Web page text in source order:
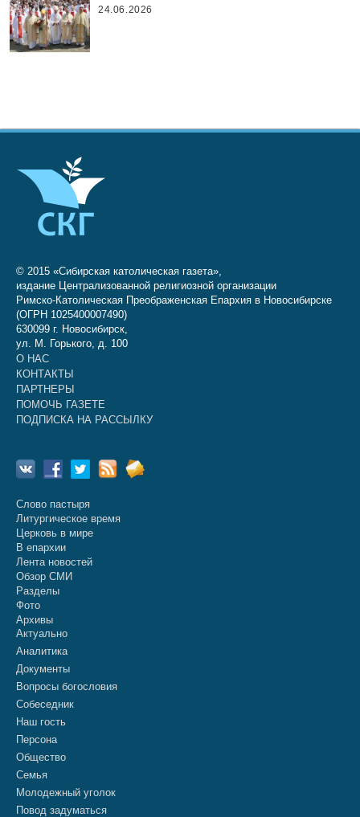
24.06.2026
© 2015 «Сибирская католическая газета»,
издание Централизованной религиозной организации
Римско-Католическая Преображенская Епархия в Новосибирске
(ОГРН 1025400007490)
630099 г. Новосибирск,
ул. М. Горького, д. 100
О НАС
КОНТАКТЫ
ПАРТНЕРЫ
ПОМОЧЬ ГАЗЕТЕ
ПОДПИСКА НА РАССЫЛКУ
Слово пастыря
Литургическое время
Церковь в мире
В епархии
Лента новостей
Обзор СМИ
Разделы
Фото
Архивы
Актуально
Аналитика
Документы
Вопросы богословия
Собеседник
Наш гость
Персона
Общество
Семья
Молодежный уголок
Повод задуматься